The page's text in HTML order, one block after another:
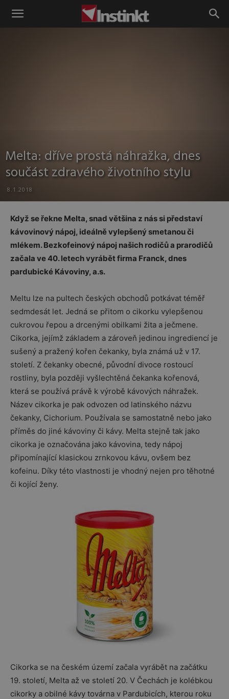
Instinkt
Melta: dříve prostá náhražka, dnes
součást zdravého životního stylu
8.1.2018
Když se řekne Melta, snad většina z nás si představí
kávovinový nápoj, ideálně vylepšený smetanou či
mlékem. Bezkofeinový nápoj našich rodičů a prarodičů
začala ve 40. letech vyrábět firma Franck, dnes
pardubické Kávoviny, a.s.
Meltu lze na pultech českých obchodů potkávat téměř
sedmdesát let. Jedná se přitom o cikorku vylepšenou
cukrovou řepou a drcenými obilkami žita a ječmene.
Cikorka, jejímž základem a zároveň jedinou ingrediencí je
sušený a pražený kořen čekanky, byla známá už v 17.
století. Z čekanky obecné, původní divoce rostoucí
rostliny, byla později vyšlechtěná čekanka kořenová,
která se používá právě k výrobě kávových náhražek.
Název cikorka je pak odvozen od latinského názvu
čekanky, Cichorium. Používala se samostatně nebo jako
příměs do jiné kávoviny či kávy. Melta stejně tak jako
cikorka je označována jako kávovina, tedy nápoj
připomínající klasickou zrnkovou kávu, ovšem bez
kofeinu. Díky této vlastnosti je vhodný nejen pro těhotné
či kojící ženy.
Cikorka se na českém území začala vyrábět na začátku
19. století, Melta až ve století 20. V Čechách je kolébkou
cikorky a obilné kávy továrna v Pardubicích, kterou roku